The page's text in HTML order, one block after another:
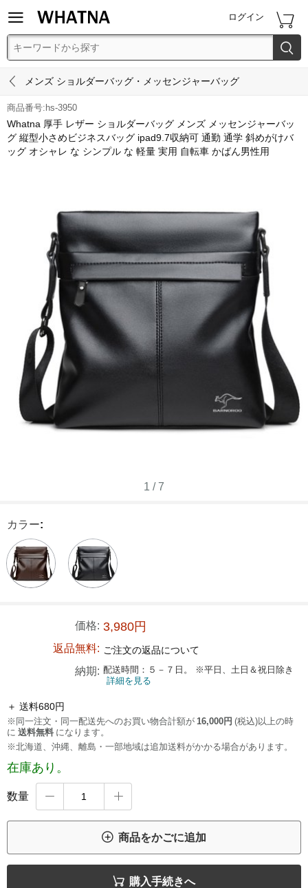
 ログイン 

 メンズ ショルダーバッグ・メッセンジャーバッグ
商品番号:hs-3950
Whatna 厚手 レザー ショルダーバッグ メンズ メッセンジャーバッ
グ 縦型小さめビジネスバッグ ipad9.7収納可 通勤 通学 斜めがけバ
ッグ オシャレ な シンプル な 軽量 実用 自転車 かばん男性用
1 /7
カラー:
価格: 3,980円
返品無料: ご注文の返品について
納期: 配送時間：５－７日。 ※平日、土日＆祝日除き
詳細を見る
＋ 送料680円
※同一注文・同一配送先へのお買い物合計額が 16,000円 (税込)以上の時
に 送料無料 になります。
※北海道、沖縄、離島・一部地域は追加送料がかかる場合があります。
在庫あり。
数量  
 商品をかごに追加
 購入手続きへ